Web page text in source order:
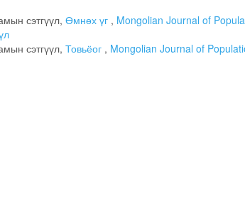
сэтгүүл, Өмнөх үг , Mongolian Journal of
сэтгүүл, Товьёог , Mongolian Journal of